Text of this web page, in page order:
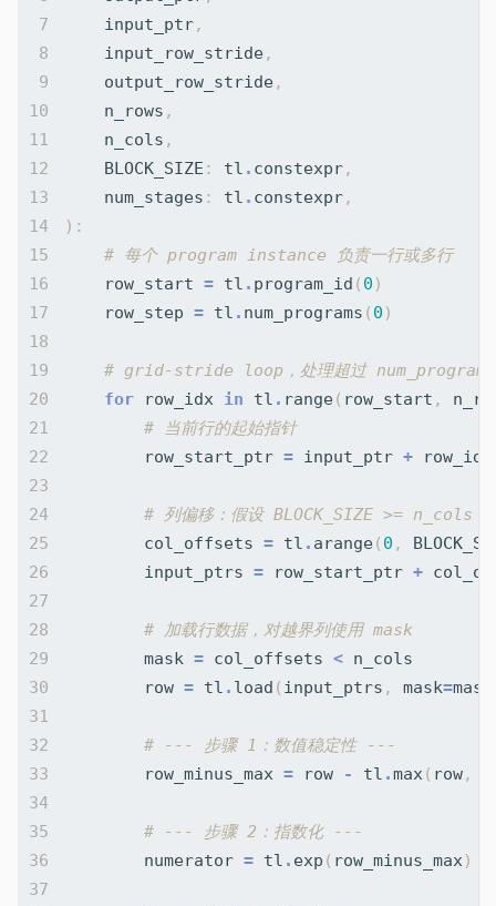
input_ptr,
input_row_stride,
output_row_stride,
n_rows ,
n_cols ,
BLOCK_SIZE : tl . constexpr,
num_stages : tl . constexpr,
):
# 每个 program instance 负责一行或多行
row_start = tl . program_id ( 0 )
row_step = tl . num_programs ( 0 )
# grid-stride loop，处理超过 num_programs
for
row_idx in tl . range( row_start ,
# 当前行的起始指针
row_start_ptr = input_ptr + row_idx
# 列偏移：假设 BLOCK_SIZE >= n_cols（
col_offsets = tl . arange( 0 ,
input_ptrs = row_start_ptr +
# 加载行数据，对越界列使用 mask
mask = col_offsets < n_cols
row = tl . load ( input_ptrs , mask=mask
# --- 步骤 1：数值稳定性 ---
row_minus_max = row - tl .max( row,
# --- 步骤 2：指数化 ---
numerator = tl . exp ( row_minus_max)